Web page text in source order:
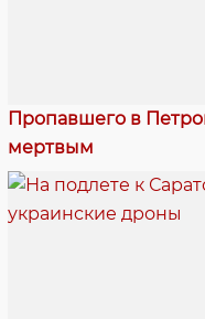
Пропавшего в
мертвым